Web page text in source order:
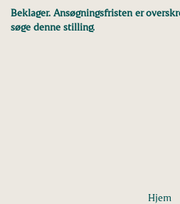
Beklager. Ansøgningsfristen er
søge denne stilling.
Hjem